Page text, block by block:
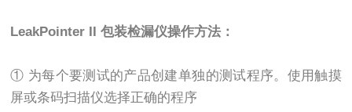
LeakPointer II 包装检漏仪操作方法：
① 为每个要测试的产品创建单独的测试程序。使用触摸
屏或条码扫描仪选择正确的程序